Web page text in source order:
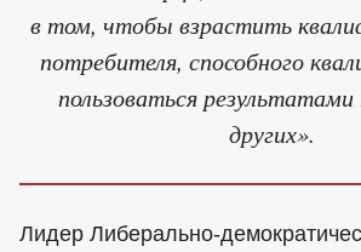
в том, чтобы взрастить
потребителя, способного
пользоваться
других».
Лидер Либерально-